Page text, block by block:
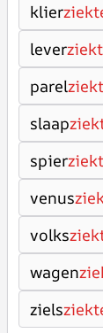
klier
lever
parel
slaap
spier
venus
volks
wagen
ziels